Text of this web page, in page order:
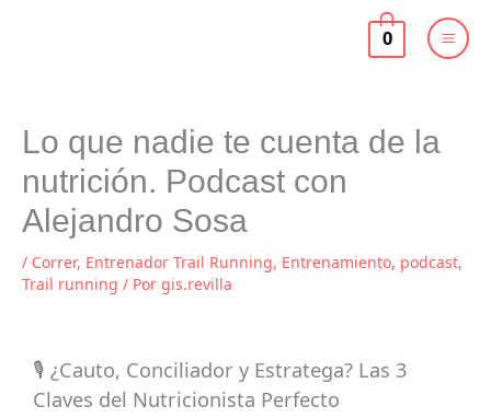
0
Lo que nadie te cuenta de la
nutrición. Podcast con
Alejandro Sosa
/ Correr, Entrenador Trail Running, Entrenamiento, podcast,
Trail running / Por gis.revilla
🎙️ ¿Cauto, Conciliador y Estratega? Las 3
Claves del Nutricionista Perfecto